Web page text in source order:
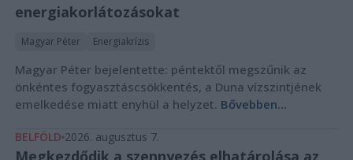
energiakorlátozásokat
Magyar Péter Energiakrízis
Magyar Péter bejelentette: péntektől megszűnik az
önkéntes fogyasztáscsökkentés, a Duna vízszintjének
emelkedése miatt enyhül a helyzet. Bővebben...
BELFÖLD 2026. augusztus 7.
Megkezdődik a szennyezés elhatárolása az